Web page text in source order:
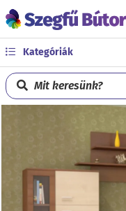
Kategóriák
Mit keresünk?